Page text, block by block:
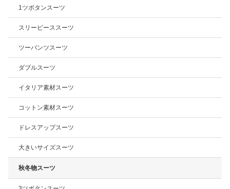
1ツボタンスーツ
スリーピーススーツ
ツーパンツスーツ
ダブルスーツ
イタリア素材スーツ
コットン素材スーツ
ドレスアップスーツ
大きいサイズスーツ
秋冬物スーツ